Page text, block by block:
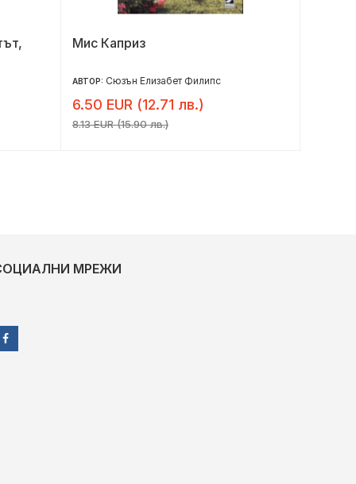
Мис Каприз
АВТОР: Сюзън Елизабет Филипс
6.50 EUR (12.71 лв.)
8.13 EUR (15.90 лв.)
МРЕЖИ